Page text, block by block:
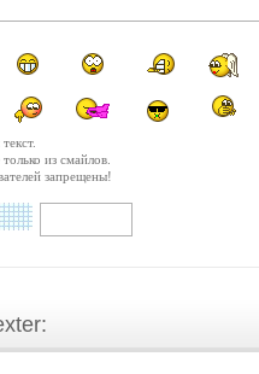
из смайлов.
запрещены!